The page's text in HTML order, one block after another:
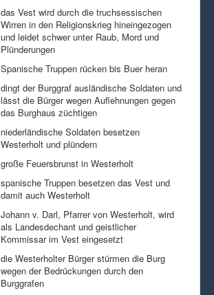
das Vest wird durch die truchsessischen
Wirren in den Religionskrieg hineingezogen
und leidet schwer unter Raub, Mord und
Plünderungen
Spanische Truppen rücken bis Buer heran
dingt der Burggraf ausländische Soldaten und
lässt die Bürger wegen Auflehnungen gegen
das Burghaus züchtigen
niederländische Soldaten besetzen
Westerholt und plündern
große Feuersbrunst in Westerholt
spanische Truppen besetzen das Vest und
damit auch Westerholt
Johann v. Darl, Pfarrer von Westerholt, wird
als Landesdechant und geistlicher
Kommissar im Vest eingesetzt
die Westerholter Bürger stürmen die Burg
wegen der Bedrückungen durch den
Burggrafen